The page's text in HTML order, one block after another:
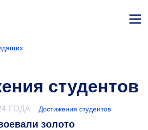
студентов
ГОДА Достижения студентов
золото